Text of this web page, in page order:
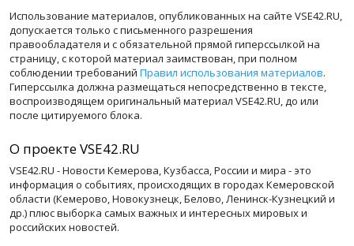
Использование материалов, опубликованных на сайте VSE42.RU,
допускается только с письменного разрешения
правообладателя и с обязательной прямой гиперссылкой на
страницу, с которой материал заимствован, при полном
соблюдении требований Правил использования материалов.
Гиперссылка должна размещаться непосредственно в тексте,
воспроизводящем оригинальный материал VSE42.RU, до или
после цитируемого блока.
О проекте VSE42.RU
VSE42.RU - Новости Кемерова, Кузбасса, России и мира - это
информация о событиях, происходящих в городах Кемеровской
области (Кемерово, Новокузнецк, Белово, Ленинск-Кузнецкий и
др.) плюс выборка самых важных и интересных мировых и
российских новостей.